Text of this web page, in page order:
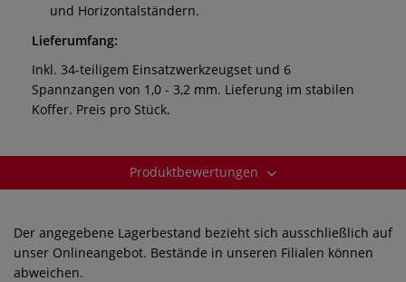
und Horizontalständern.
Lieferumfang:
Inkl. 34-teiligem Einsatzwerkzeugset und 6
Spannzangen von 1,0 - 3,2 mm. Lieferung im stabilen
Koffer. Preis pro Stück.
Produktbewertungen
Der angegebene Lagerbestand bezieht sich ausschließlich auf
unser Onlineangebot. Bestände in unseren Filialen können
abweichen.